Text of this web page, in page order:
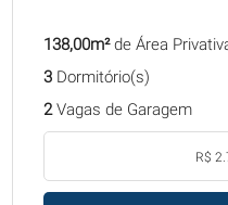
138,00m²de Área
3Dormitório(s)
2Vagas de Garagem
R$